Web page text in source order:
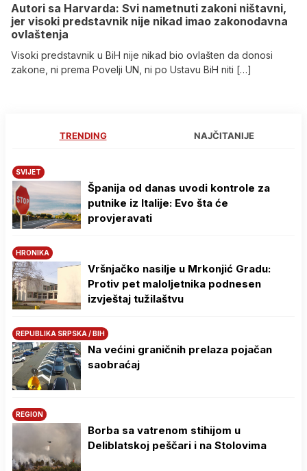
Autori sa Harvarda: Svi nametnuti zakoni ništavni,
jer visoki predstavnik nije nikad imao zakonodavna
ovlaštenja
Visoki predstavnik u BiH nije nikad bio ovlašten da donosi
zakone, ni prema Povelji UN, ni po Ustavu BiH niti […]
TRENDING NAJČITANIJE
SVIJET
Španija od danas uvodi kontrole za
putnike iz Italije: Evo šta će
provjeravati
HRONIKA
Vršnjačko nasilje u Mrkonjić Gradu:
Protiv pet maloljetnika podnesen
izvještaj tužilaštvu
REPUBLIKA SRPSKA / BIH
Na većini graničnih prelaza pojačan
saobraćaj
REGION
Borba sa vatrenom stihijom u
Deliblatskoj peščari i na Stolovima